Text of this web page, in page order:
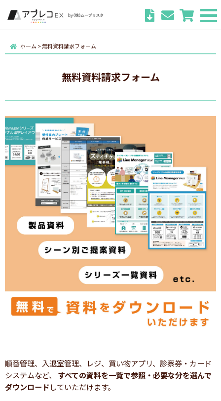
ホーム >無料資料請求フォーム
無料資料請求フォーム
順番管理、入退室管理、レジ、買い物アプリ、診察券・カード
システムなど、 すべての資料を一覧で参照・必要な分を選んで
ダウンロードしていただけます。